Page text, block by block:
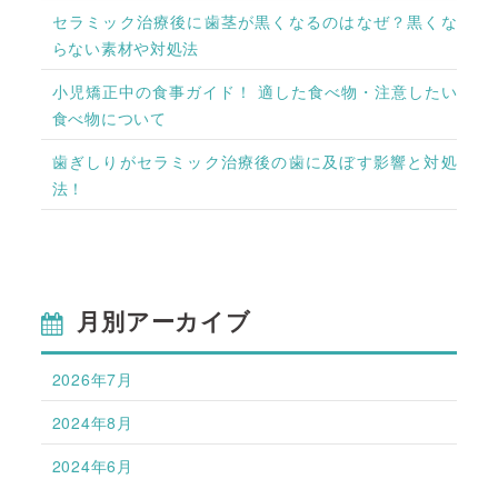
セラミック治療後に歯茎が黒くなるのはなぜ？黒くな
らない素材や対処法
小児矯正中の食事ガイド！ 適した食べ物・注意したい
食べ物について
歯ぎしりがセラミック治療後の歯に及ぼす影響と対処
法！
月別アーカイブ
2026年7月
2024年8月
2024年6月